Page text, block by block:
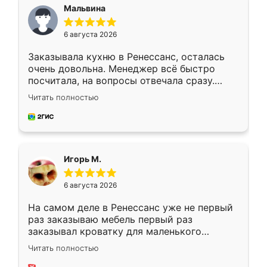
Мальвина
6 августа 2026
Заказывала кухню в Ренессанс, осталась
очень довольна. Менеджер всё быстро
посчитала, на вопросы отвечала сразу.
Замерщик приехал в субботу, подошёл к
делу со всей ответственностью. Собрали
за день, ребята работали аккуратно, даже
Читать полностью
Игорь М.
6 августа 2026
На самом деле в Ренессанс уже не первый
раз заказываю мебель первый раз
заказывал кроватку для маленького
ребёнка при его рождении ,во второй раз
заказал шкаф-купе. По качеству очень
Читать полностью